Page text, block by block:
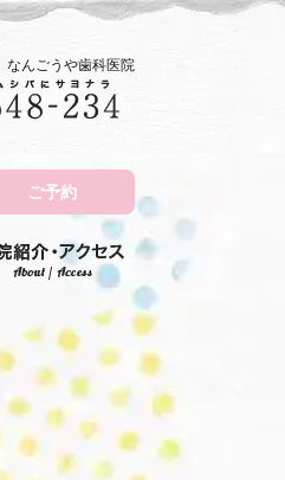
なんごうや歯科医院
ご予約